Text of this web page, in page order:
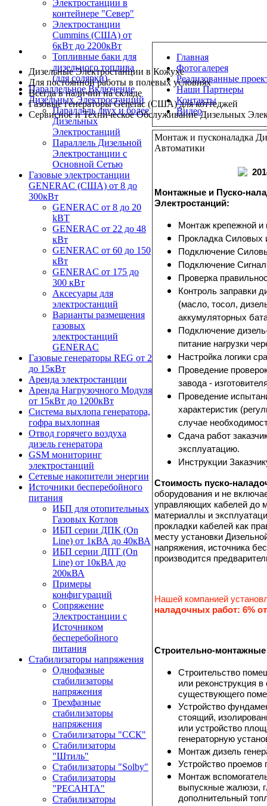
Дизельные Электростанции в Кожухе
Для постоянной работы в полевых условиях
Всегда в наличии на складе
Газовые генераторы Generac (США) для коттеджей
Сервисное и Техническое Обслуживание Дизельных
Электростанции в
контейнере "Север"
Электростанции
Cummins (США) от
6кВт до 2200кВт
Топливные баки для
дизельного топлива
(для солярки)
Параллельное Включение
Дизельных Электростанций
Параллель двух и более
Дизельных
Электростанций
Параллель Дизельной
Электростанции с
Основной Сетью
Газовые электростанции
GENERAC (США) от 8 до
300кВт
GENERAC от 8 до 20
kBT
GENERAC от 22 до 48
кВт
GENERAC от 60 до 150
кВт
GENERAC от 175 до
300 кВт
Аксесуары для
электростанций
Варианты размещения
газовых
электростанций
GENERAC
Газовые генераторы REG от 2
до 15кВт
Аренда электростанции
Аренда Нагрузочного Модуля
от 15кВт до 1200кВт
Система выхлопа генератора,
гофра выхлопная
Отвод горячего воздуха
дизель генератора
GSM мониторинг
электростанций
Сетевые накопители энергии
Источники бесперебойного
питания
ИБП для отопительных
Газовых Котлов
ИБП серии ДПК (On
Line) от 1кВА до 40кВА
ИБП серии ДПТ (On
Line) от 10кВА до
200кВА
Примеры
конфигураций
Сопряжение
Электростанции с
Источником
бесперебойного
питания
Стабилизаторы напряжения
Однофазные
стабилизаторы
напряжения
Трехфазные
стабилизаторы
напряжения
Стабилизаторы "ССК"
Стабилизаторы
"Штиль"
Стабилизаторы "Solby"
Стабилизаторы
"РЕСАНТА"
Стабилизаторы
Главная
Фотогалерея
Реализованные
Наши Партнеры
Контакты
Видео
Монтаж и пусконаладка
Автоматики
Монтажные и Пуско-
Электростанций:
Монтаж крепежной и
Прокладка Силовых
Подключение
Подключение
Проверка
Контроль заправки
(масло, тосол,
аккумуляторных
Подключение
питание нагрузки
Настройка логики
Проведение
завода -
Проведение
характеристик
случае
Сдача работ
эксплуатацию.
Инструкции
Стоимость пуско-
оборудования и не
управляющих кабелей до
материаллы и
прокладки кабелей как
месту установки
напряжения, источника
производится
Нашей компанией
наладочных работ: 6%
Строительно-
Строительство
или реконструкция
существующего
Устройство
стоящий,
или устройство
генераторную
Монтаж дизель
Устройство
Монтаж
выпускные жалюзи,
дополнительный